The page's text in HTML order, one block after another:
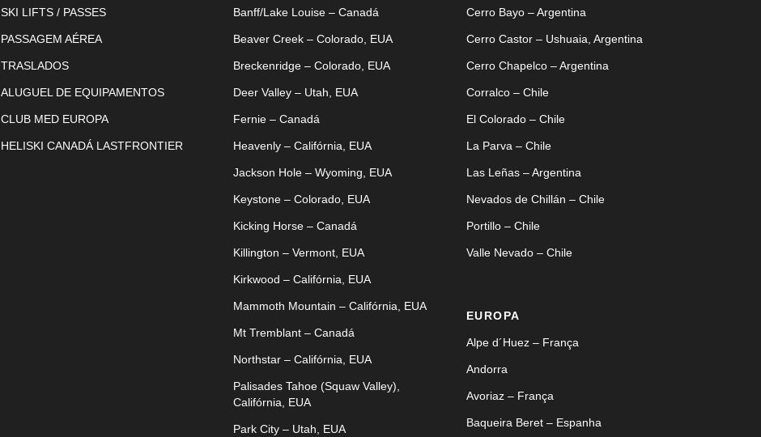
SKI LIFTS / PASSES
PASSAGEM AÉREA
TRASLADOS
ALUGUEL DE EQUIPAMENTOS
CLUB MED EUROPA
HELISKI CANADÁ LASTFRONTIER
Banff/Lake Louise – Canadá
Beaver Creek – Colorado, EUA
Breckenridge – Colorado, EUA
Deer Valley – Utah, EUA
Fernie – Canadá
Heavenly – Califórnia, EUA
Jackson Hole – Wyoming, EUA
Keystone – Colorado, EUA
Kicking Horse – Canadá
Killington – Vermont, EUA
Kirkwood – Califórnia, EUA
Mammoth Mountain – Califórnia, EUA
Mt Tremblant – Canadá
Northstar – Califórnia, EUA
Palisades Tahoe (Squaw Valley),
Califórnia, EUA
Park City – Utah, EUA
Cerro Bayo – Argentina
Cerro Castor – Ushuaia, Argentina
Cerro Chapelco – Argentina
Corralco – Chile
El Colorado – Chile
La Parva – Chile
Las Leñas – Argentina
Nevados de Chillán – Chile
Portillo – Chile
Valle Nevado – Chile
EUROPA
Alpe d´Huez – França
Andorra
Avoriaz – França
Baqueira Beret – Espanha